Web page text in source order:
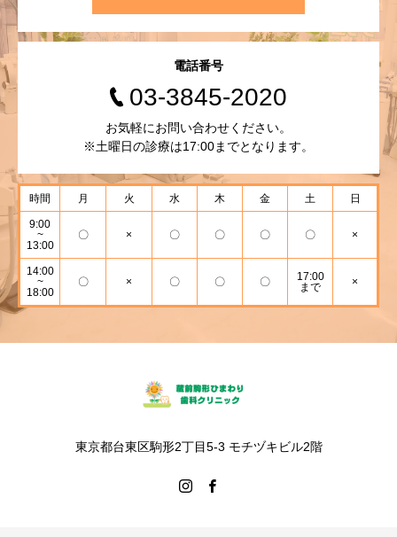
電話番号
03-3845-2020
お気軽にお問い合わせください。
※土曜日の診療は17:00までとなります。
時間 月 火 水 木 金 土 日
9:00
~
13:00
〇 × 〇 〇 〇 〇 ×
14:00
~
18:00
〇 × 〇 〇 〇
17:00
まで
×
東京都台東区駒形2丁目5-3 モチヅキビル2階